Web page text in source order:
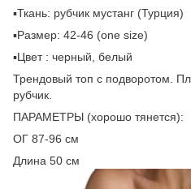
▪️Ткань: рубчик мустанг (Турция)
▪️Размер: 42-46 (one size)
▪️Цвет : черный, белый
Трендовый топ с подворотом.
рубчик.
ПАРАМЕТРЫ (хорошо тянется):
ОГ 87-96 см
Длина 50 см